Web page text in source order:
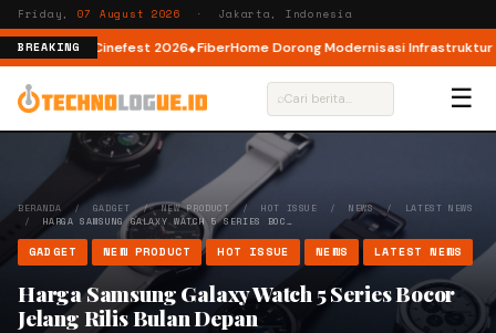
Friday, 07 August 2026 · Jakarta, Indonesia
BREAKING
lewat AI Cinefest 2026 FiberHome Dorong Modernisasi Infrastruktur ISP
⌕ ☰
BERANDA / GADGET /NEW PRODUCT/ HOT ISSUE / NEWS/
LATEST NEWS
/ HARGA SAMSUNG GALAXY WATCH 5 SERIES BOC…
GADGET NEW PRODUCT HOT ISSUE NEWS LATEST NEWS
Harga Samsung Galaxy Watch 5 Series Bocor
Jelang Rilis Bulan Depan